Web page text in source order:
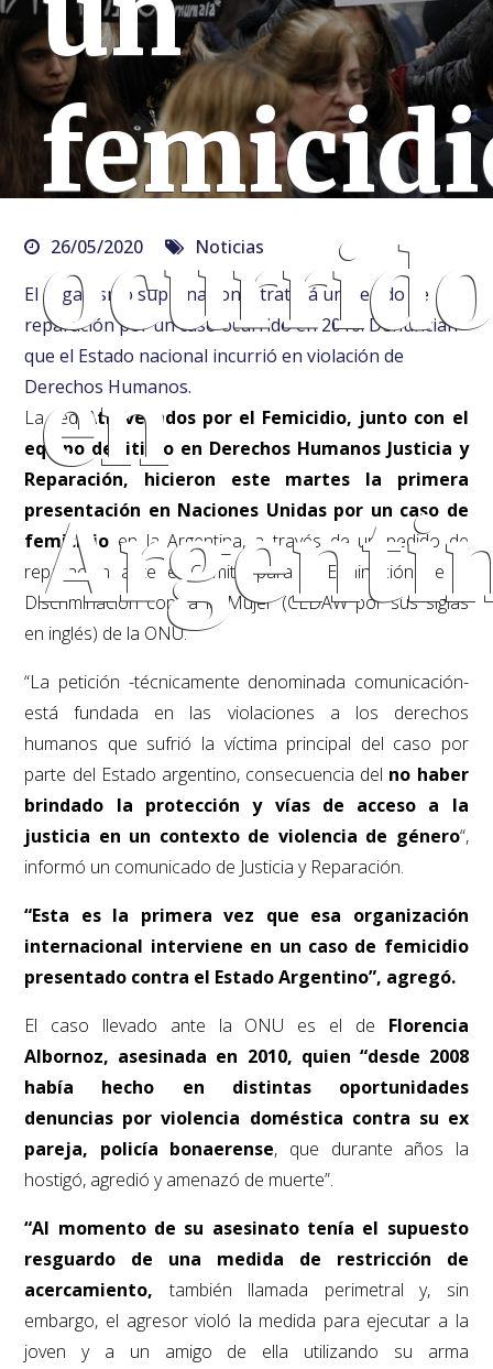
en
26/05/2020
Noticias
El organismo supranacional tratará un pedido de
reparación por un caso ocurrido en 2010. Denuncian
que el Estado nacional incurrió en violación de
Derechos Humanos.
La redAtravesados por el Femicidio, junto con el
equipo de litigio en Derechos Humanos Justicia y
Reparación, hicieron este martes la primera
presentación en Naciones Unidas por un caso de
femicidio en la Argentina, a través de un pedido de
reparación ante el Comité para la Eliminación de la
Discriminación contra la Mujer (CEDAW por sus siglas
en inglés) de la ONU.
“La petición -técnicamente denominada comunicación-
está fundada en las violaciones a los derechos
humanos que sufrió la víctima principal del caso por
parte del Estado argentino, consecuencia del no haber
brindado la protección y vías de acceso a la
justicia en un contexto de violencia de género“,
informó un comunicado de Justicia y Reparación.
“Esta es la primera vez que esa organización
internacional interviene en un caso de femicidio
presentado contra el Estado Argentino”, agregó.
El caso llevado ante la ONU es el de Florencia
Albornoz, asesinada en 2010, quien “desde 2008
había hecho en distintas oportunidades
denuncias por violencia doméstica contra su ex
pareja, policía bonaerense, que durante años la
hostigó, agredió y amenazó de muerte”.
“Al momento de su asesinato tenía el supuesto
resguardo de una medida de restricción de
acercamiento, también llamada perimetral y, sin
embargo, el agresor violó la medida para ejecutar a la
joven y a un amigo de ella utilizando su arma